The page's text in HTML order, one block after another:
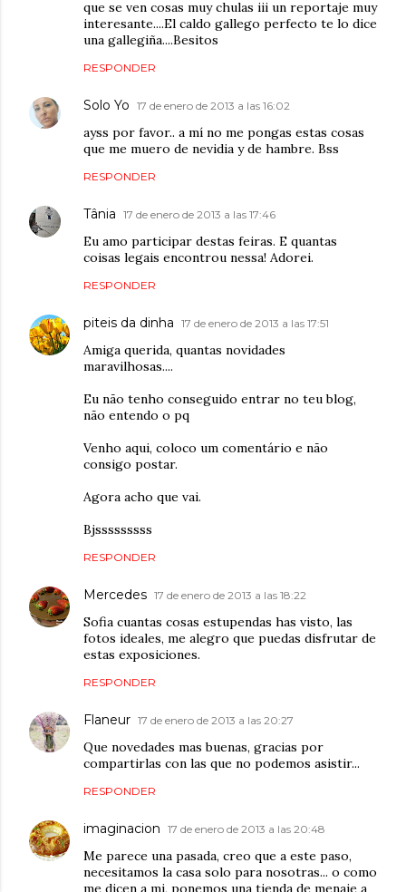
que se ven cosas muy chulas iii un reportaje muy
interesante....El caldo gallego perfecto te lo dice
una gallegiña....Besitos
RESPONDER
Solo Yo 17 de enero de 2013 a las 16:02
ayss por favor.. a mí no me pongas estas cosas
que me muero de nevidia y de hambre. Bss
RESPONDER
Tânia 17 de enero de 2013 a las 17:46
Eu amo participar destas feiras. E quantas
coisas legais encontrou nessa! Adorei.
RESPONDER
piteis da dinha 17 de enero de 2013 a las 17:51
Amiga querida, quantas novidades
maravilhosas....
Eu não tenho conseguido entrar no teu blog,
não entendo o pq
Venho aqui, coloco um comentário e não
consigo postar.
Agora acho que vai.
Bjsssssssss
RESPONDER
Mercedes 17 de enero de 2013 a las 18:22
Sofia cuantas cosas estupendas has visto, las
fotos ideales, me alegro que puedas disfrutar de
estas exposiciones.
RESPONDER
Flaneur 17 de enero de 2013 a las 20:27
Que novedades mas buenas, gracias por
compartirlas con las que no podemos asistir...
RESPONDER
imaginacion 17 de enero de 2013 a las 20:48
Me parece una pasada, creo que a este paso,
necesitamos la casa solo para nosotras... o como
me dicen a mi, ponemos una tienda de menaje a